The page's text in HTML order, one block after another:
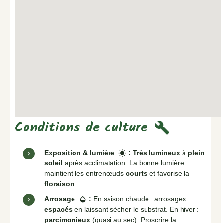
Conditions de culture build
Exposition & lumière wb_sunny : Très lumineux à plein
soleil après acclimatation. La bonne lumière
maintient les entrenœuds courts et favorise la
floraison
Arrosage
opacity : En saison chaude : arrosages
espacés en laissant sécher le substrat. En hiver :
parcimonieux (quasi au sec). Proscrire la